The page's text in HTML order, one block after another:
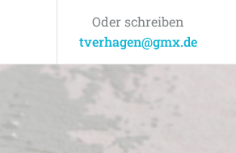
Oder schreiben
tverhagen@gmx.de